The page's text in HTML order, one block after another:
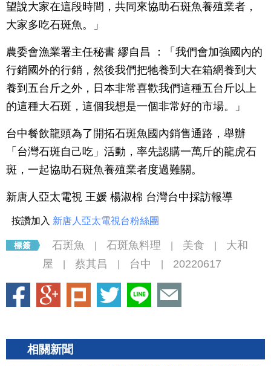
望說大家在這段時間，共同來協助石斑魚養殖業者，
大家多吃石斑魚。」
農委會漁業署主任秘書 繆自昌 ：「我們會加強國內的
行銷國外的行銷，然後我們把牠養到大在箱網養到大
養到五台斤之外，日本非常喜歡我們這種五台斤以上
的這種大石斑，這個我想是一個非常好的市場。」
台中餐飲龍頭為了開拓石斑魚國內銷售通路，舉辦
「台灣石斑自己吃」活動，率先認購一萬斤的龍虎石
斑，一起協助石斑魚養殖業者度過難關。
新唐人亞太電視 王媛 楊淑棉 台灣台中採訪報導
按讚加入 新唐人亞太電視台粉絲團
石斑魚 石斑魚料理 美食
大和
屋
蔡其昌 台中 20220617
相關新聞